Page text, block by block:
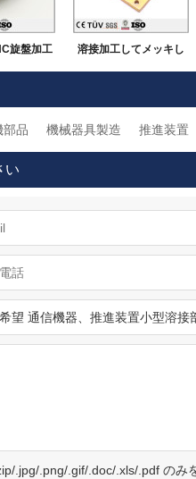
旋盤加工 溶接加工してメッキし
部品 機械器具製造 推進装置
い
.jpg/.png/.gif/.doc/.xls/.pdf のみ